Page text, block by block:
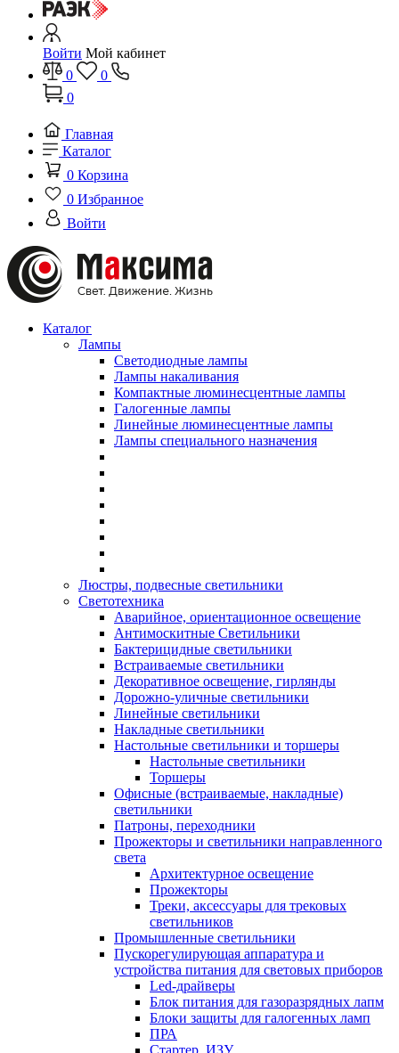
Войти Мой кабинет
0
0
0
Главная
Каталог
0 Корзина
0 Избранное
Войти
Каталог
Лампы
Светодиодные лампы
Лампы накаливания
Компактные люминесцентные лампы
Галогенные лампы
Линейные люминесцентные лампы
Лампы специального назначения
Люстры, подвесные светильники
Светотехника
Аварийное, ориентационное освещение
Антимоскитные Светильники
Бактерицидные светильники
Встраиваемые светильники
Декоративное освещение, гирлянды
Дорожно-уличные светильники
Линейные светильники
Накладные светильники
Настольные светильники и торшеры
Настольные светильники
Торшеры
Офисные (встраиваемые, накладные)
светильники
Патроны, переходники
Прожекторы и светильники направленного
света
Архитектурное освещение
Прожекторы
Треки, аксессуары для трековых
светильников
Промышленные светильники
Пускорегулирующая аппаратура и
устройства питания для световых приборов
Led-драйверы
Блок питания для газоразрядных лапм
Блоки защиты для галогенных ламп
ПРА
Стартер, ИЗУ